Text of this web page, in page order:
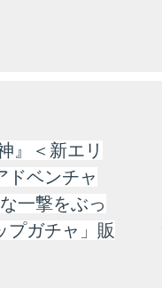
』＜新エリ
ドベンチャ
一撃をぶっ
プガチャ」販